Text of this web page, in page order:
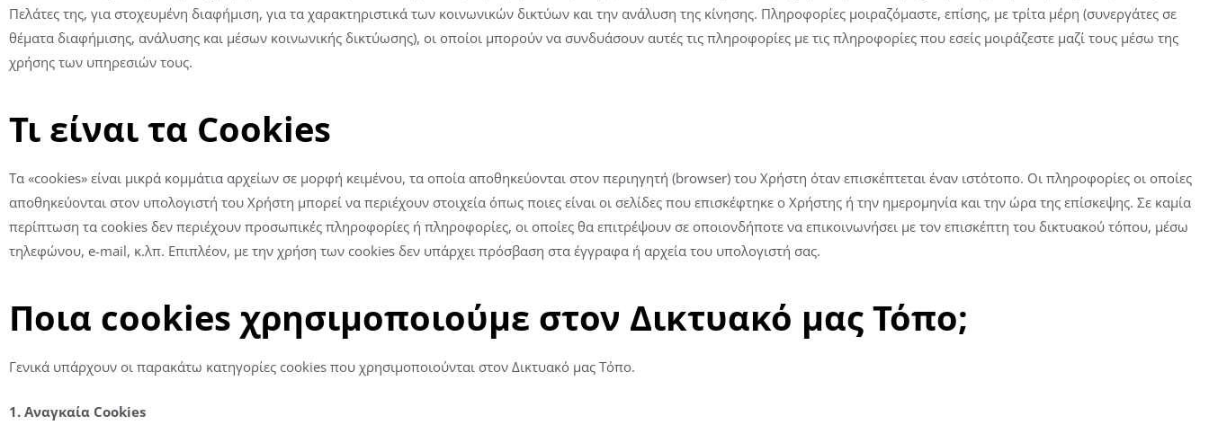
Πελάτες της, για στοχευμένη διαφήμιση, για τα χαρακτηριστικά των κοινωνικών δικτύων και την ανάλυση της κίνησης. Πληροφορίες μοιραζόμαστε, επίσης, με τρίτα μέρη (συνεργάτες σε
θέματα διαφήμισης, ανάλυσης και μέσων κοινωνικής δικτύωσης), οι οποίοι μπορούν να συνδυάσουν αυτές τις πληροφορίες με τις πληροφορίες που εσείς μοιράζεστε μαζί τους μέσω της
χρήσης των υπηρεσιών τους.
Τι είναι τα Cookies
Τα «cookies» είναι μικρά κομμάτια αρχείων σε μορφή κειμένου, τα οποία αποθηκεύονται στον περιηγητή (browser) του Χρήστη όταν επισκέπτεται έναν ιστότοπο. Οι πληροφορίες οι οποίες
αποθηκεύονται στον υπολογιστή του Χρήστη μπορεί να περιέχουν στοιχεία όπως ποιες είναι οι σελίδες που επισκέφτηκε ο Χρήστης ή την ημερομηνία και την ώρα της επίσκεψης. Σε καμία
περίπτωση τα cookies δεν περιέχουν προσωπικές πληροφορίες ή πληροφορίες, οι οποίες θα επιτρέψουν σε οποιονδήποτε να επικοινωνήσει με τον επισκέπτη του δικτυακού τόπου, μέσω
τηλεφώνου, e-mail, κ.λπ. Επιπλέον, με την χρήση των cookies δεν υπάρχει πρόσβαση στα έγγραφα ή αρχεία του υπολογιστή σας.
Ποια cookies χρησιμοποιούμε στον Δικτυακό μας Τόπο;
Γενικά υπάρχουν οι παρακάτω κατηγορίες cookies που χρησιμοποιούνται στον Δικτυακό μας Τόπο.
1. Αναγκαία Cookies